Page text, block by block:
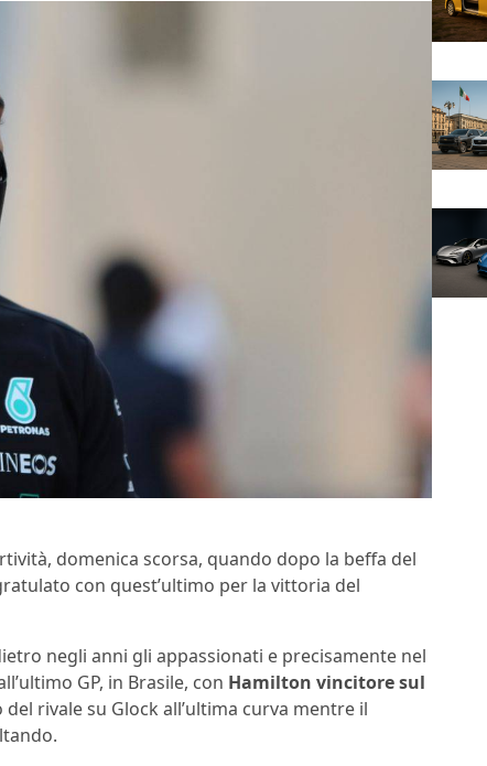
domenica scorsa, quando dopo la beffa del
con quest’ultimo per la vittoria del
negli anni gli appassionati e precisamente nel
GP, in Brasile, con Hamilton vincitore sul
rivale su Glock all’ultima curva mentre il